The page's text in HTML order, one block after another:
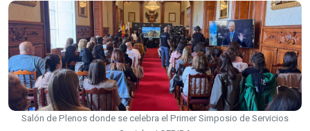
Salón de Plenos donde se celebra el Primer Simposio de Servicios